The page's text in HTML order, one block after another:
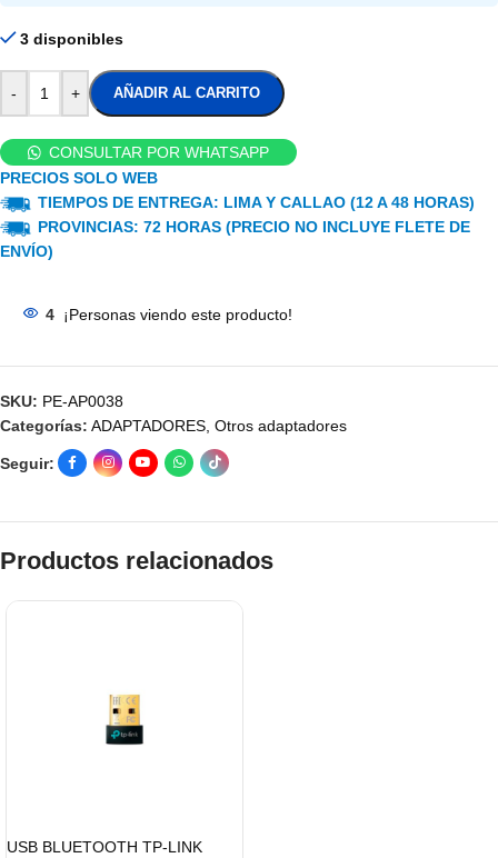
3 disponibles
- + AÑADIR AL CARRITO
CONSULTAR POR WHATSAPP
PRECIOS SOLO WEB
TIEMPOS DE ENTREGA: LIMA Y CALLAO (12 A 48 HORAS)
PROVINCIAS: 72 HORAS (PRECIO NO INCLUYE FLETE DE
ENVÍO)
4 ¡Personas viendo este producto!
SKU: PE-AP0038
Categorías: ADAPTADORES, Otros adaptadores
Seguir:
Productos relacionados
USB BLUETOOTH TP-LINK